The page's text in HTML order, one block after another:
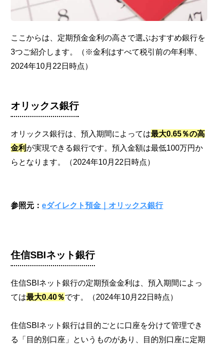
ここからは、定期預金金利の高さで選ぶおすすめ銀行を
3つご紹介します。（※金利はすべて税引前の年利率、
2024年10月22日時点）
オリックス銀行
オリックス銀行は、預入期間によっては最大0.65％の高
金利 が実現できる銀行です。預入金額は最低100万円か
らとなります。（2024年10月22日時点）
参照元：eダイレクト預金｜オリックス銀行
住信SBIネット銀行
住信SBIネット銀行の定期預金金利は、預入期間によっ
ては最大0.40％です。（2024年10月22日時点）
住信SBIネット銀行は目的ごとに口座を分けて管理でき
る「目的別口座」というものがあり、目的別口座に定期